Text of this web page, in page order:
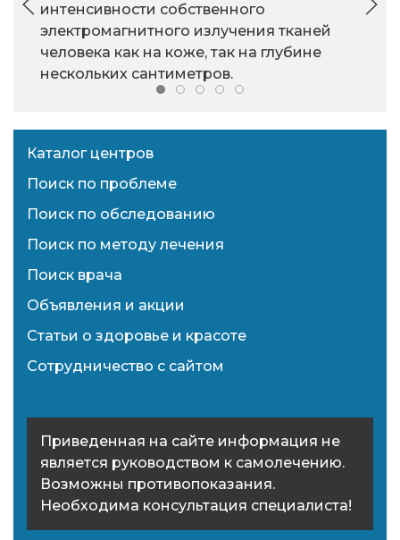
интенсивности собственного
электромагнитного излучения тканей
человека как на коже, так на глубине
нескольких сантиметров.
Каталог центров
Поиск по проблеме
Поиск по обследованию
Поиск по методу лечения
Поиск врача
Объявления и акции
Статьи о здоровье и красоте
Сотрудничество с сайтом
Приведенная на сайте информация не
является руководством к самолечению.
Возможны противопоказания.
Необходима консультация специалиста!